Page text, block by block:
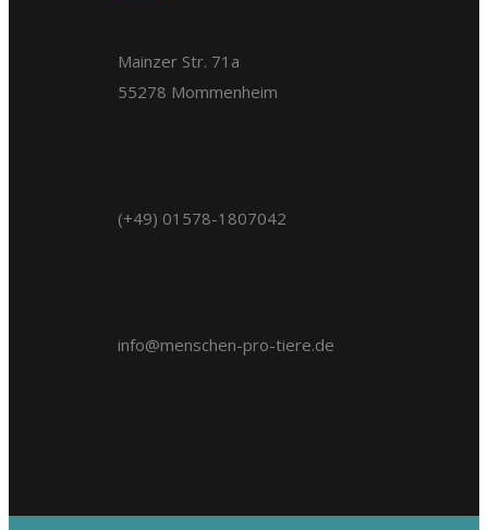
Mainzer Str. 71a
55278 Mommenheim
(+49) 01578-1807042
info@menschen-pro-tiere.de